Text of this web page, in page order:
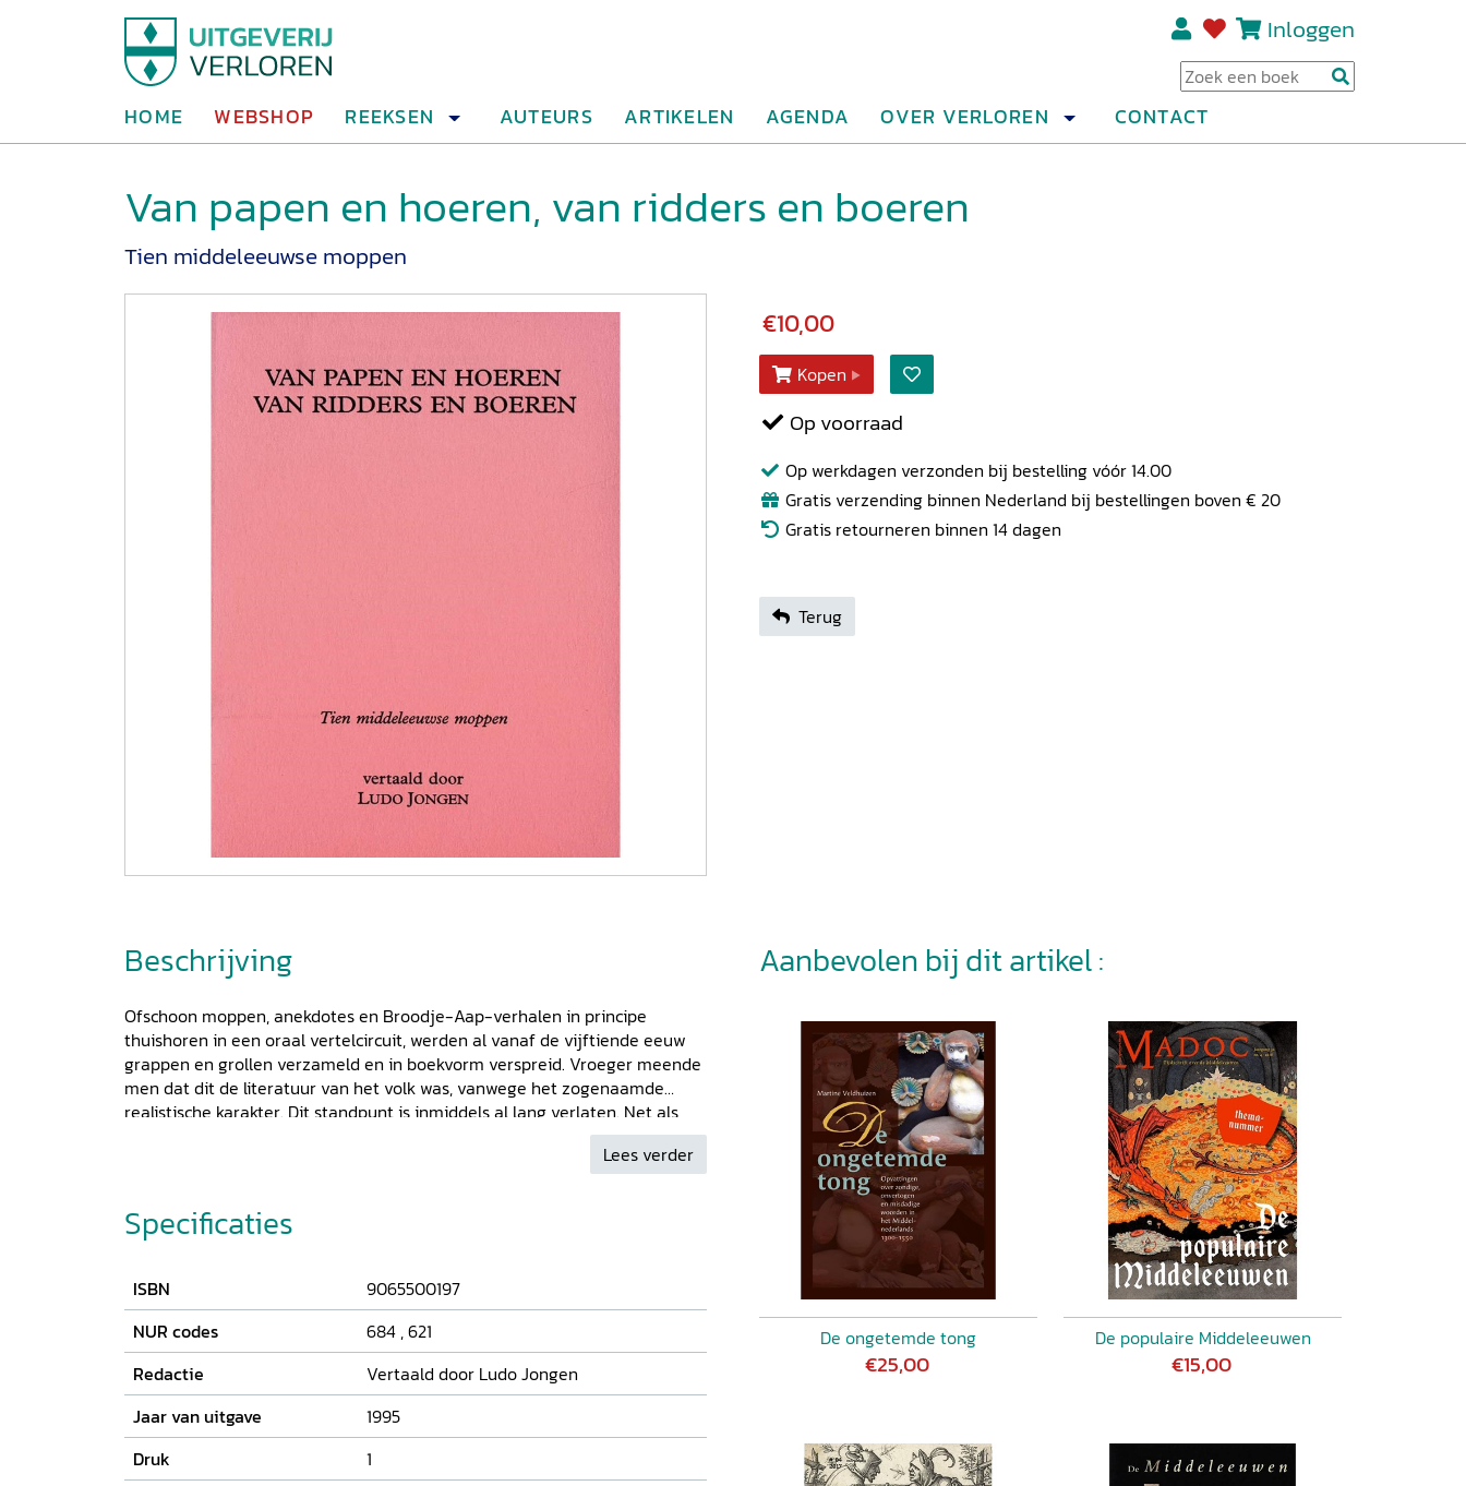
Inloggen
HOME WEBSHOP REEKSEN AUTEURS ARTIKELEN AGENDA OVER VERLOREN CONTACT
Van papen en hoeren, van ridders en boeren
Tien middeleeuwse moppen
€10,00
Kopen
Op voorraad
Op werkdagen verzonden bij bestelling vóór 14.00
Gratis verzending binnen Nederland bij bestellingen boven € 20
Gratis retourneren binnen 14 dagen
Terug
Beschrijving
Ofschoon moppen, anekdotes en Broodje-Aap-verhalen in principe
thuishoren in een oraal vertelcircuit, werden al vanaf de vijftiende eeuw
grappen en grollen verzameld en in boekvorm verspreid. Vroeger meende
men dat dit de literatuur van het volk was, vanwege het zogenaamde
realistische karakter. Dit standpunt is inmiddels al lang verlaten. Net als
tegenwoordig genoten in de Middeleeuwen alle lagen van de bevolking
van deze verhalen. Daar handschriften uitsluitend betaald konden worden
opdracht gegeven hebben om dergelijke verhalen op schrift te stellen. In
dit boekje vertelt Ludo Jongen tien middeleeuwse moppen na.
Lees verder
Specificaties
ISBN
9065500197
NUR codes
684 ,621
Redactie
Vertaald door Ludo Jongen
Jaar van uitgave
1995
Druk
1
Aanbevolen bij dit artikel :
De ongetemde tong
€25,00
De populaire Middeleeuwen
€15,00